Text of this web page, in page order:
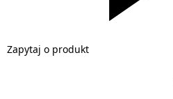
Zapytaj o produkt